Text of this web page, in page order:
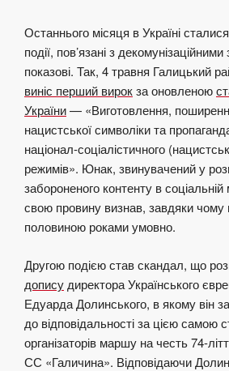
Останнього місяця в Україні
події, пов’язані з
показові. Так, 4 травня Галицький
виніс перший вирокза оновленою
України— «Виготовлення,
нацистської символіки та
націонал-соціалістичного
режимів». Юнак, звинувачений у
забороненого контенту в
свою провину визнав, завдяки чому
половиною роками умовно.
Другою подією став скандал, що
допису директора Українського
Едуарда Долинського, в якому він
до відповідальності за цією самою
організаторів маршу на честь 74-
СС «Галичина». Відповідаючи